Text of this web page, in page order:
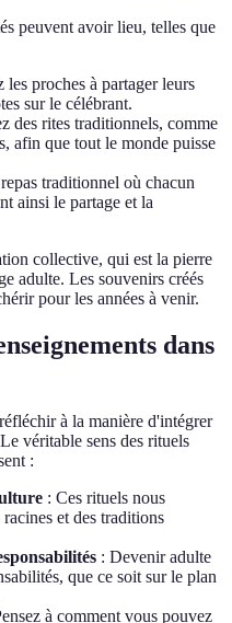
peuvent avoir lieu, telles que
les proches à partager leurs
sur le célébrant.
des rites traditionnels, comme
afin que tout le monde puisse
traditionnel où chacun
ainsi le partage et la
collective, qui est la pierre
adulte. Les souvenirs créés
pour les années à venir.
dans
à la manière d'intégrer
véritable sens des rituels
:
: Ces rituels nous
et des traditions
: Devenir adulte
que ce soit sur le plan
à comment vous pouvez